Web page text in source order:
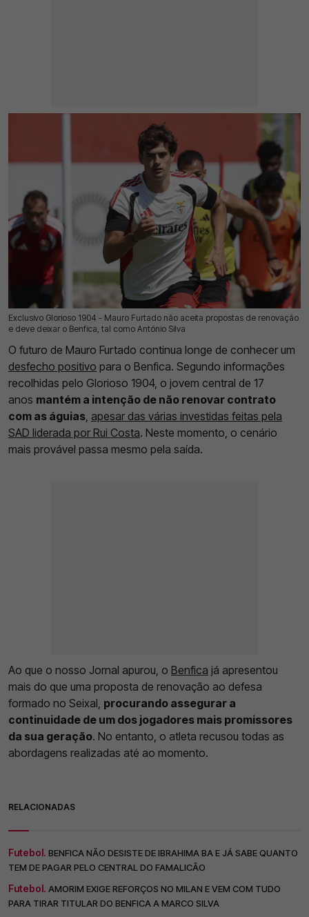
Exclusivo Glorioso 1904 - Mauro Furtado não aceita propostas de renovação
e deve deixar o Benfica, tal como António Silva
15 Jul 2026 | 03:00 | 0
O futuro de Mauro Furtado continua longe de conhecer um
desfecho positivo para o Benfica. Segundo informações
recolhidas pelo Glorioso 1904, o jovem central de 17
anos mantém a intenção de não renovar contrato
com as águias, apesar das várias investidas feitas pela
SAD liderada por Rui Costa. Neste momento, o cenário
mais provável passa mesmo pela saída.
Ao que o nosso Jornal apurou, o Benfica já apresentou
mais do que uma proposta de renovação ao defesa
formado no Seixal, procurando assegurar a
continuidade de um dos jogadores mais promissores
da sua geração. No entanto, o atleta recusou todas as
abordagens realizadas até ao momento.
RELACIONADAS
Futebol. BENFICA NÃO DESISTE DE IBRAHIMA BA E JÁ SABE QUANTO
TEM DE PAGAR PELO CENTRAL DO FAMALICÃO
Futebol. AMORIM EXIGE REFORÇOS NO MILAN E VEM COM TUDO
PARA TIRAR TITULAR DO BENFICA A MARCO SILVA